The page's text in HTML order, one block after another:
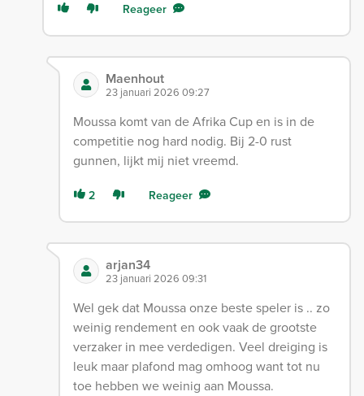
Reageer
Maenhout
23 januari 2026 09:27
Moussa komt van de Afrika Cup en is in de
competitie nog hard nodig. Bij 2-0 rust
gunnen, lijkt mij niet vreemd.
2 Reageer
arjan34
23 januari 2026 09:31
Wel gek dat Moussa onze beste speler is .. zo
weinig rendement en ook vaak de grootste
verzaker in mee verdedigen. Veel dreiging is
leuk maar plafond mag omhoog want tot nu
toe hebben we weinig aan Moussa.